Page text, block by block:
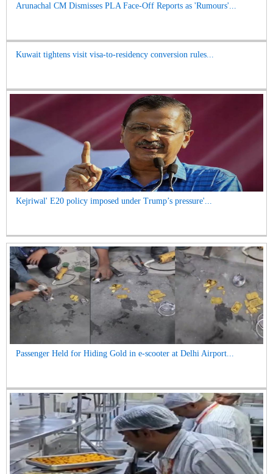
Arunachal CM Dismisses PLA Face-Off Reports as 'Rumours'...
Kuwait tightens visit visa-to-residency conversion rules...
Kejriwal' E20 policy imposed under Trump’s pressure'...
Passenger Held for Hiding Gold in e-scooter at Delhi Airport...